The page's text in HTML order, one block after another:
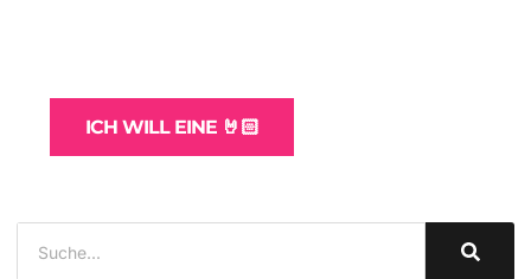
ICH WILL EINE 🤘🏻